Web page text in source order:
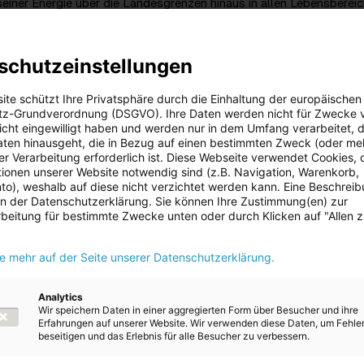
Energie über die Landesgrenzen hinaus in allen
Energie AG-Aufsichtsratsvorsitzender Markus Achleitner als
des Verstorbenen tief betroffen über das plötzliche Ableben
mit seiner Arbeit und seinem unendlichen Einsatz ganz wesentlich
Energie AG geschrieben. Unter seiner umsichtigen Führung
OKA zu einem modernen und
Energie- und Dienstleistungsunternehmen entwickelt. Mit
Denken wurden in seiner Ära die
Zukunft gestellt. Wir sind ihm für seinen Einsatz und
Energie AG zutiefst dankbar und werden ihm immer ein
Unser aufrichtiges Mitgefühlt gehört seiner Familie und seinen
auch CEO Leonhard Schitter sowie der gesamte Vorstand tief
plötzliche Ableben des ehemaligen Generaldirektors.
in die OKA ein und war maßgeblich an der Entwicklung der
Versorger hin zu einem internationalen, wettbewerbsfähigen
beteiligt. Mit Leo Windtner hat die Energie AG frühzeitig den
forciert und die Digitalisierung des Konzerns
stand für Leo Windtner stets der Kunde und die
im Mittelpunkt des unternehmerischen Handelns. Parallel dazu
Sportfamilie ein Sportförderprogramm zur Unterstützung
schützt Ihre Privatsphäre durch die Einhaltung der europäischen
Grundverordnung (DSGVO). Ihre Daten werden nicht für Zwecke
eingewilligt haben und werden nur in dem Umfang verarbeitet,
hinausgeht, die in Bezug auf einen bestimmten Zweck (oder
Verarbeitung erforderlich ist. Diese Webseite verwendet Cookies,
unserer Website notwendig sind (z.B. Navigation, Warenkorb,
weshalb auf diese nicht verzichtet werden kann. Eine
der Datenschutzerklärung. Sie können Ihre Zustimmung(en) zur
für bestimmte Zwecke unten oder durch Klicken auf "Allen
mehr auf der Seite unserer Datenschutzerklärung.
Analytics
Wir speichern Daten in einer aggregierten Form über Besucher und ihre
Erfahrungen auf unserer Website. Wir verwenden diese Daten, um
beseitigen und das Erlebnis für alle Besucher zu verbessern.